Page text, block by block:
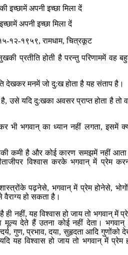
इच्छामें अपनी इच्छा मिला दें
अपनी इच्छा मिला दें
१२-१९५९, रामधाम, चित्रकूट
प्रतीति होती है परन्तु परिणाममें वह
देखकर मनमें जो दु:ख होता है यह संताप है।
उसे यदि दु:खका अवसर प्राप्त होता है तो
भी भगवान् का ध्यान नहीं लगता, इसमें
कमी है और कोई कारण समझमें नहीं
विश्वास करके भगवान् में प्रेम
पढ़नेसे, भगवान् में प्रेम होनेसे,
हो सकता है।
नहीं, यह विश्वास हो जाय तो भगवान् में
मूल्य देते हैं उतना कोई नहीं देता। भगवान्
गुण, प्रभाव, दया, सुहृदता आदि गुणोंको
यह विश्वास हो जाय तो भगवान् में प्रेम